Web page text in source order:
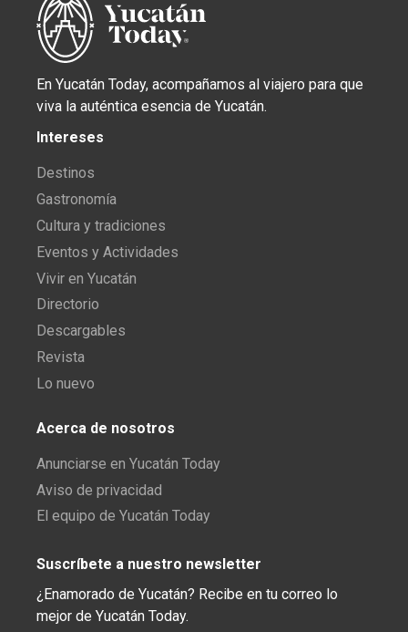
En Yucatán Today, acompañamos al viajero para que
viva la auténtica esencia de Yucatán.
Intereses
Destinos
Gastronomía
Cultura y tradiciones
Eventos y Actividades
Vivir en Yucatán
Directorio
Descargables
Revista
Lo nuevo
Acerca de nosotros
Anunciarse en Yucatán Today
Aviso de privacidad
El equipo de Yucatán Today
Suscríbete a nuestro newsletter
¿Enamorado de Yucatán? Recibe en tu correo lo
mejor de Yucatán Today.